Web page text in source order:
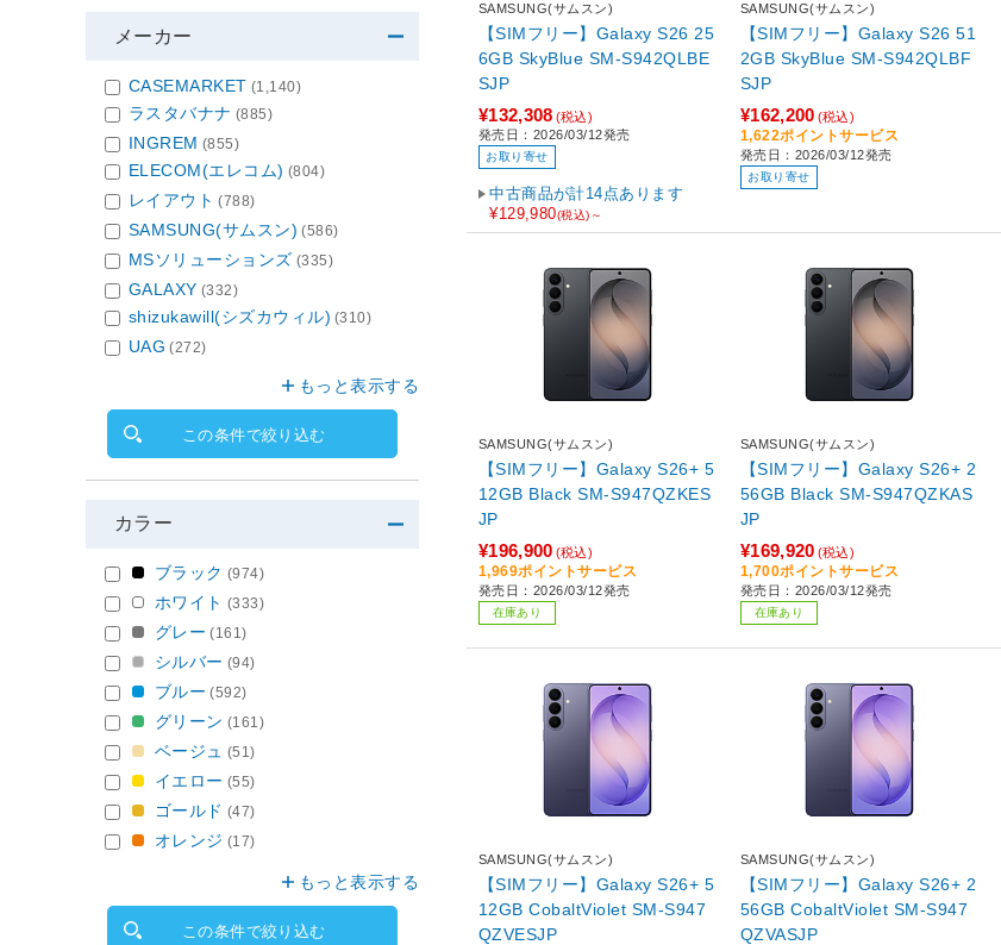
SAMSUNG(サムスン)
【SIMフリー】Galaxy S26 25
6GB SkyBlue SM-S942QLBE
SJP
¥132,308 (税込)
発売日：2026/03/12発売
お取り寄せ
中古商品が計14点あります
¥129,980(税込)～
SAMSUNG(サムスン)
【SIMフリー】Galaxy S26 51
2GB SkyBlue SM-S942QLBF
SJP
¥162,200 (税込)
1,622ポイントサービス
発売日：2026/03/12発売
お取り寄せ
SAMSUNG(サムスン)
【SIMフリー】Galaxy S26+ 5
12GB Black SM-S947QZKES
JP
¥196,900 (税込)
1,969ポイントサービス
発売日：2026/03/12発売
在庫あり
SAMSUNG(サムスン)
【SIMフリー】Galaxy S26+ 2
56GB Black SM-S947QZKAS
JP
¥169,920 (税込)
1,700ポイントサービス
発売日：2026/03/12発売
在庫あり
SAMSUNG(サムスン)
【SIMフリー】Galaxy S26+ 5
12GB CobaltViolet SM-S947
QZVESJP
SAMSUNG(サムスン)
【SIMフリー】Galaxy S26+ 2
56GB CobaltViolet SM-S947
QZVASJP
メーカー
CASEMARKET (1,140)
ラスタバナナ (885)
INGREM (855)
ELECOM(エレコム) (804)
レイアウト (788)
SAMSUNG(サムスン) (586)
MSソリューションズ (335)
GALAXY (332)
shizukawill(シズカウィル) (310)
UAG (272)
もっと表示する
この条件で絞り込む
カラー
ブラック (974)
ホワイト (333)
グレー (161)
シルバー (94)
ブルー (592)
グリーン (161)
ベージュ (51)
イエロー (55)
ゴールド (47)
オレンジ (17)
もっと表示する
この条件で絞り込む